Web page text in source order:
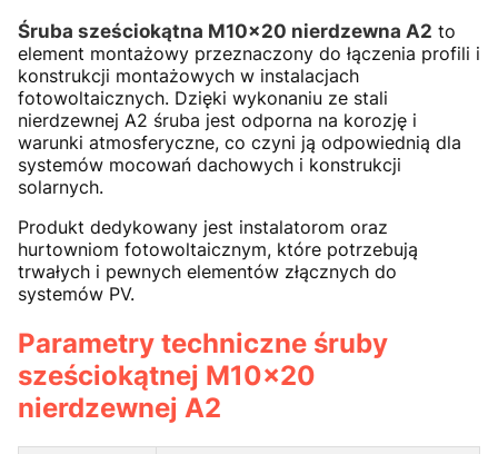
Śruba sześciokątna M10x20 nierdzewna A2 to
element montażowy przeznaczony do łączenia profili i
konstrukcji montażowych w instalacjach
fotowoltaicznych. Dzięki wykonaniu ze stali
nierdzewnej A2 śruba jest odporna na korozję i
warunki atmosferyczne, co czyni ją odpowiednią dla
systemów mocowań dachowych i konstrukcji
solarnych.
Produkt dedykowany jest instalatorom oraz
hurtowniom fotowoltaicznym, które potrzebują
trwałych i pewnych elementów złącznych do
systemów PV.
Parametry techniczne śruby
sześciokątnej M10x20
nierdzewnej A2